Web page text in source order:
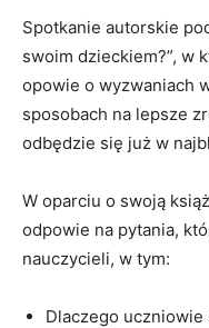
Spotkanie autorskie
swoim dzieckiem?”, w
opowie o wyzwaniach
sposobach na lepsze
odbędzie się już w
W oparciu o swoją
odpowie na pytania,
nauczycieli, w tym:
Dlaczego uczniowie